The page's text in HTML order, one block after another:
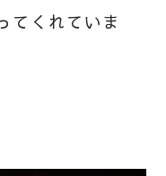
てくれていま